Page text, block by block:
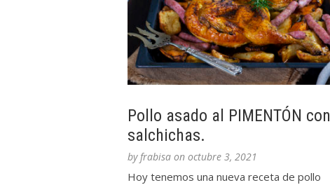
Pollo asado al PIMENTÓN con
salchichas.
byfrabisa on octubre 3, 2021
Hoy tenemos una nueva receta de pollo